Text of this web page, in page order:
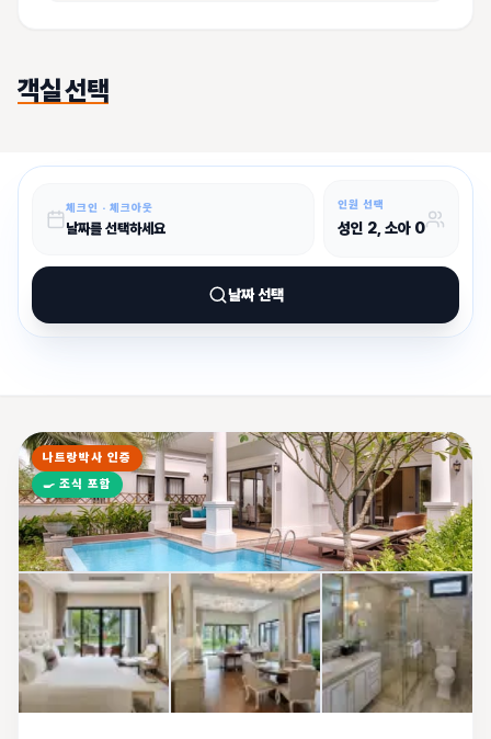
객실 선택
체크인 · 체크아웃
날짜를 선택하세요
인원 선택
성인 2 , 소아 0
날짜 선택
나트랑박사 인증
🍳 조식 포함